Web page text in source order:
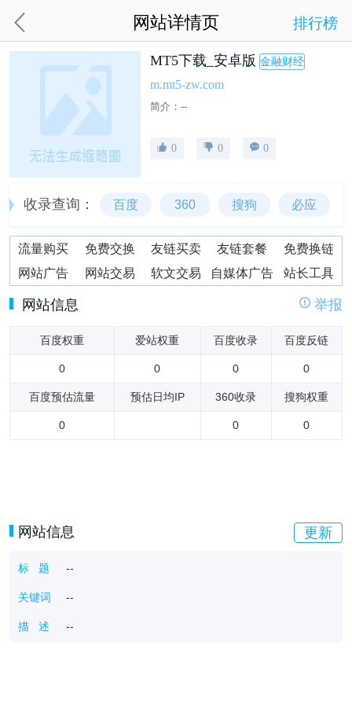
网站详情页 排行榜
MT5下载_安卓版 金融财经
m.mt5-zw.com
简介：--
0 0 0
收录查询： 百度 360 搜狗 必应
流量购买 免费交换 友链买卖 友链套餐
免费换链
网站广告
网站交易 软文交易 自媒体广告 站长工具
网站信息 举报
百度权重 爱站权重 百度收录 百度反链
0 0 0 0
百度预估流量 预估日均IP 360收录 搜狗权重
0 0 0
网站信息 更新
标 题 --
关键词 --
描 述 --